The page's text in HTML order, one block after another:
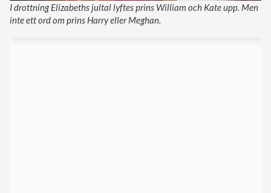
I drottning Elizabeths jultal lyftes prins William och Kate upp. Men
inte ett ord om prins Harry eller Meghan.